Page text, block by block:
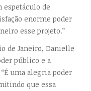
espetáculo de
enorme poder
esse projeto.”
de Janeiro, Danielle
público e a
uma alegria poder
que essa